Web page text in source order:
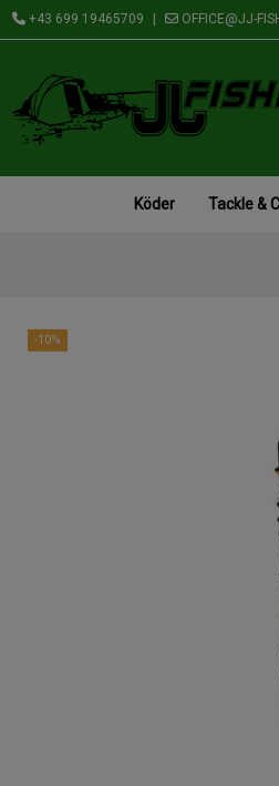
+43 699 19465709 OFFICE@JJ-
Köder Tackle &
-10%